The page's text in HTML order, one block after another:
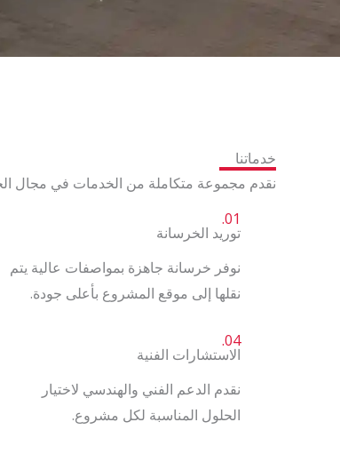
خدماتنا
نقدم مجموعة متكاملة من الخدمات في مجال
01.
توريد الخرسانة
نوفر خرسانة جاهزة بمواصفات عالية يتم
نقلها إلى موقع المشروع بأعلى جودة.
04.
الاستشارات الفنية
نقدم الدعم الفني والهندسي لاختيار
الحلول المناسبة لكل مشروع.